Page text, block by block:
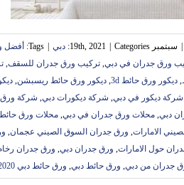
سبتمبر 19th, 2021 Categories: دبي Tags: أفضل
ورق جدران في دبي, تركيب ورق جدران للسقف,
, ديكور ورق حائط 3d , ديكور ورق حائط ريسبشن,
شركة ديكور في دبي, شركة ديكورات دبي, شركة ورق
دبي, محلات ورق جدران في دبي, محلات ورق
الامارات, ورق جدران السوق الصيني عجمان,
حول الامارات, ورق جدران دبي, ورق جدران
جدران من دبي, ورق حائط دبي, ورق حائط دبي 2020